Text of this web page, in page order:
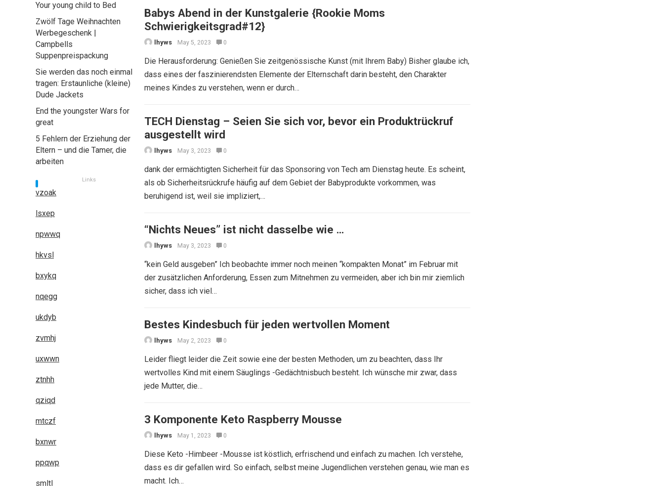
Babys Abend in der Kunstgalerie {Rookie Moms
Schwierigkeitsgrad#12}
lhyws May 5, 2023 0
Die Herausforderung: Genießen Sie zeitgenössische Kunst (mit Ihrem Baby) Bisher glaube ich,
dass eines der faszinierendsten Elemente der Elternschaft darin besteht, den Charakter
meines Kindes zu verstehen, wenn er durch…
TECH Dienstag – Seien Sie sich vor, bevor ein Produktrückruf
ausgestellt wird
lhyws May 3, 2023 0
dank der ermächtigten Sicherheit für das Sponsoring von Tech am Dienstag heute. Es scheint,
als ob Sicherheitsrückrufe häufig auf dem Gebiet der Babyprodukte vorkommen, was
beruhigend ist, weil sie impliziert,…
“Nichts Neues” ist nicht dasselbe wie …
lhyws May 3, 2023 0
“kein Geld ausgeben” Ich beobachte immer noch meinen “kompakten Monat” im Februar mit
der zusätzlichen Anforderung, Essen zum Mitnehmen zu vermeiden, aber ich bin mir ziemlich
sicher, dass ich viel…
Bestes Kindesbuch für jeden wertvollen Moment
lhyws May 2, 2023 0
Leider fliegt leider die Zeit sowie eine der besten Methoden, um zu beachten, dass Ihr
wertvolles Kind mit einem Säuglings -Gedächtnisbuch besteht. Ich wünsche mir zwar, dass
jede Mutter, die…
3 Komponente Keto Raspberry Mousse
lhyws May 1, 2023 0
Diese Keto -Himbeer -Mousse ist köstlich, erfrischend und einfach zu machen. Ich verstehe,
dass es dir gefallen wird. So einfach, selbst meine Jugendlichen verstehen genau, wie man es
macht. Ich…
Your young child to Bed
Zwölf Tage Weihnachten
Werbegeschenk |
Campbells
Suppenpreispackung
Sie werden das noch einmal
tragen: Erstaunliche (kleine)
Dude Jackets
End the youngster Wars for
great
5 Fehlern der Erziehung der
Eltern – und die Tamer, die
arbeiten
Links
vzoak
lsxep
npwwq
hkvsl
bxykq
nqegg
ukdyb
zvmhj
uxwwn
ztnhh
qziqd
mtczf
bxnwr
ppqwp
smltl